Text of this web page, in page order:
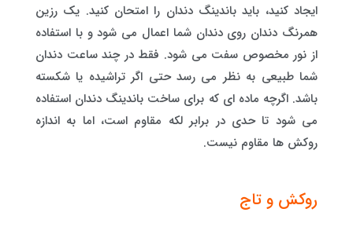
ایجاد کنید، باید باندینگ دندان را امتحان کنید. یک رزین
همرنگ دندان روی دندان شما اعمال می شود و با استفاده
از نور مخصوص سفت می شود. فقط در چند ساعت دندان
شما طبیعی به نظر می رسد حتی اگر تراشیده یا شکسته
باشد. اگرچه ماده ای که برای ساخت باندینگ دندان استفاده
می شود تا حدی در برابر لکه مقاوم است، اما به اندازه
روکش ها مقاوم نیست.
روکش و تاج